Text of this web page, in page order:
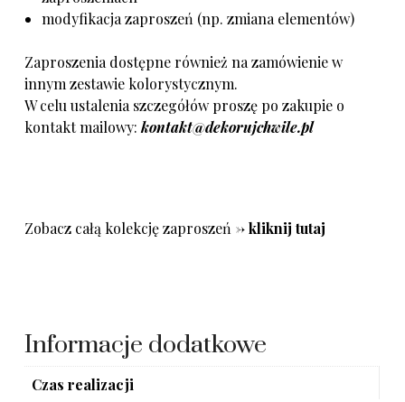
modyfikacja zaproszeń (np. zmiana elementów)
Zaproszenia dostępne również na zamówienie w
innym zestawie kolorystycznym.
W celu ustalenia szczegółów proszę po zakupie o
kontakt mailowy:kontakt@dekorujchwile.pl
Zobacz całą kolekcję zaproszeń ->kliknij tutaj
Informacje dodatkowe
Czas realizacji